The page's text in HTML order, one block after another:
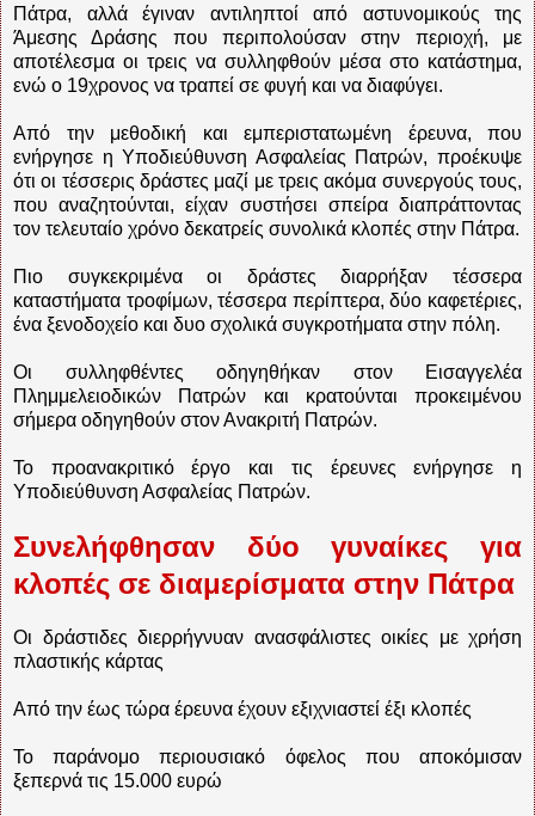
Πάτρα, αλλά έγιναν αντιληπτοί από αστυνομικούς της
Άμεσης Δράσης που περιπολούσαν στην περιοχή, με
αποτέλεσμα οι τρεις να συλληφθούν μέσα στο κατάστημα,
ενώ ο 19χρονος να τραπεί σε φυγή και να διαφύγει.
Από την μεθοδική και εμπεριστατωμένη έρευνα, που
ενήργησε η Υποδιεύθυνση Ασφαλείας Πατρών, προέκυψε
ότι οι τέσσερις δράστες μαζί με τρεις ακόμα συνεργούς τους,
που αναζητούνται, είχαν συστήσει σπείρα διαπράττοντας
τον τελευταίο χρόνο δεκατρείς συνολικά κλοπές στην Πάτρα.
Πιο συγκεκριμένα οι δράστες διαρρήξαν τέσσερα
καταστήματα τροφίμων, τέσσερα περίπτερα, δύο καφετέριες,
ένα ξενοδοχείο και δυο σχολικά συγκροτήματα στην πόλη.
Οι συλληφθέντες οδηγηθήκαν στον Εισαγγελέα
Πλημμελειοδικών Πατρών και κρατούνται προκειμένου
σήμερα οδηγηθούν στον Ανακριτή Πατρών.
Το προανακριτικό έργο και τις έρευνες ενήργησε η
Υποδιεύθυνση Ασφαλείας Πατρών.
Συνελήφθησαν δύο γυναίκες για
κλοπές σε διαμερίσματα στην Πάτρα
Οι δράστιδες διερρήγνυαν ανασφάλιστες οικίες με χρήση
πλαστικής κάρτας
Από την έως τώρα έρευνα έχουν εξιχνιαστεί έξι κλοπές
Το παράνομο περιουσιακό όφελος που αποκόμισαν
ξεπερνά τις 15.000 ευρώ